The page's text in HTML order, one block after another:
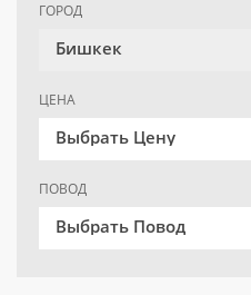
ГОРОД
Бишкек
ЦЕНА
Выбрать Цену
ПОВОД
Выбрать Повод